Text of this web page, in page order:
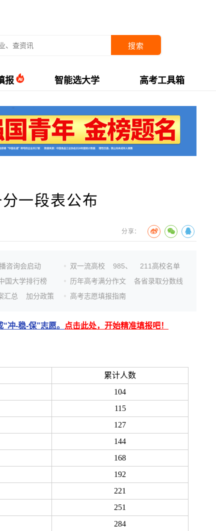
搜索
报 智能选大学 高考工具箱
一段表公布
分享：
咨询会启动
国大学排行榜
汇总
加分政策
双一流高校 985、
211高校名单
历年高考满分作文
各省录取分数线
高考志愿填报指南
冲-稳-保”志愿。 点击此处，开始精准填报吧！
累计人数
104
115
127
144
168
192
221
251
284